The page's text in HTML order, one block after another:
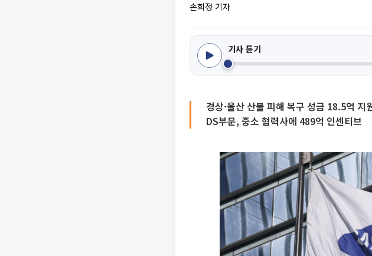
손희정 기자
기사 듣기
경상·울산 산불 피해 복구 성금 18.5억 지
DS부문, 중소 협력사에 489억 인센티브